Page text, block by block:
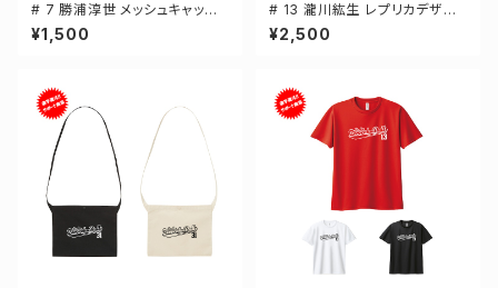
# 7 勝浦淳世 メッシュキャップ
選手還元 3カラー 000700
¥1,500
# 13 瀧川紘生 レプリカデザイ
ン 選手還元 キャンバストートバ
ッグ 2カラー MLサイズ 00077
¥2,500